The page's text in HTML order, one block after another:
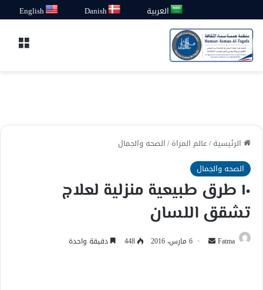
العربية Danish
English
الرئيسية/عالم المراة/الصحه والجمال
الصحه والجمال
١٠ طرق طبيعية منزلية لعلاج
تشقق اللسان
Fatma
أرسل 6 مارس، 2016 448 دقيقة واحدة